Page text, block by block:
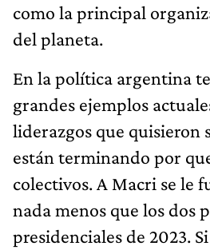
como la principal
del planeta.
En la política argentina
grandes ejemplos
liderazgos que quisieron
están terminando por
colectivos. A Macri se le
nada menos que los dos
presidenciales de 2023.